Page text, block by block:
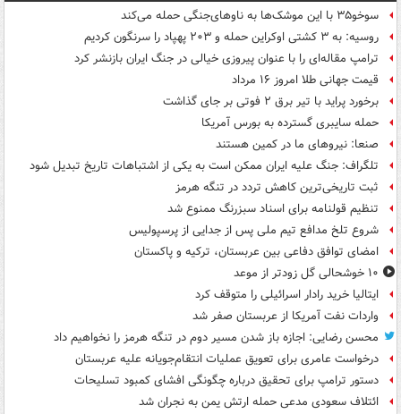
سوخو۳۵ با این موشک‌ها به ناوهای‌جنگی حمله می‌کند
روسیه: به ۳ کشتی اوکراین حمله و ۲۰۳ پهپاد را سرنگون کردیم
ترامپ مقاله‌ای را با عنوان پیروزی خیالی در جنگ ایران بازنشر کرد
قیمت جهانی طلا امروز ۱۶ مرداد
برخورد پراید با تیر برق ۲ فوتی بر جای گذاشت
حمله سایبری گسترده به بورس آمریکا
صنعا: نیروهای ما در کمین‌ هستند
تلگراف: جنگ علیه ایران ممکن است به یکی از اشتباهات تاریخ تبدیل شود
ثبت تاریخی‌ترین کاهش تردد در تنگه هرمز
تنظیم قولنامه برای اسناد سبزرنگ ممنوع شد
شروع تلخ مدافع تیم ملی پس از جدایی از پرسپولیس
امضای توافق دفاعی بین عربستان، ترکیه و پاکستان
۱۰ خوشحالی گل زودتر از موعد
ایتالیا خرید رادار اسرائیلی را متوقف کرد
واردات نفت آمریکا از عربستان صفر شد
محسن رضایی: اجازه باز شدن مسیر دوم در تنگه هرمز را نخواهیم داد
درخواست عامری برای تعویق عملیات انتقام‌جویانه علیه عربستان
دستور ترامپ برای تحقیق درباره چگونگی افشای کمبود تسلیحات
ائتلاف سعودی مدعی حمله ارتش یمن به نجران شد